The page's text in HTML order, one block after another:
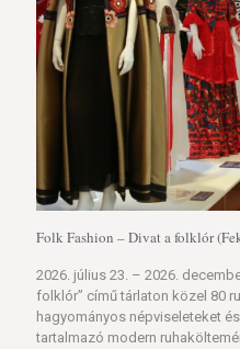
Folk Fashion – Divat a folklór
2026. július 23. – 2026.
folklór” című tárlaton közel 80
hagyományos népviseleteket
tartalmazó modern